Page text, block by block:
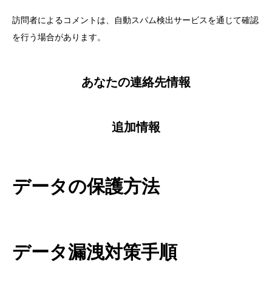
訪問者によるコメントは、自動スパム検出サービスを通じて確認
を行う場合があります。
あなたの連絡先情報
追加情報
データの保護方法
データ漏洩対策手順